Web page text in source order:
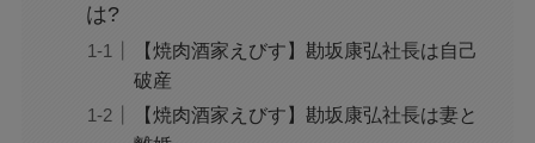
は?
【焼肉酒家えびす】勘坂康弘社長は自己
破産
【焼肉酒家えびす】勘坂康弘社長は妻と